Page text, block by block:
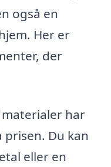
også en
Her er
der
har
Du kan
eller en